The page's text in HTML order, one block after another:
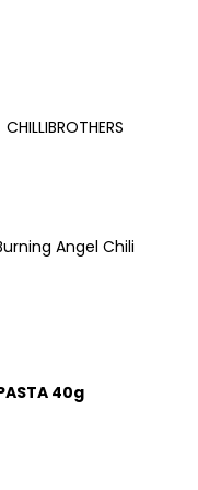
CHILLIBROTHERS
Angel Chili
40g